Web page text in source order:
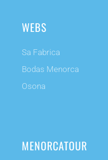
WEBS
Sa Fabrica
Bodas Menorca
Osona
MENORCATOUR